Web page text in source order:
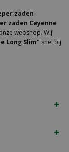
zaden
zaden Cayenne
webshop. Wij
Long Slim" snel bij